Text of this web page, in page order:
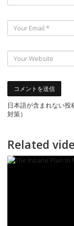
日本語が含まれない
対策）
Related